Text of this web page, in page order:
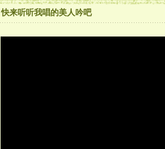
快来听听我唱的美人吟吧